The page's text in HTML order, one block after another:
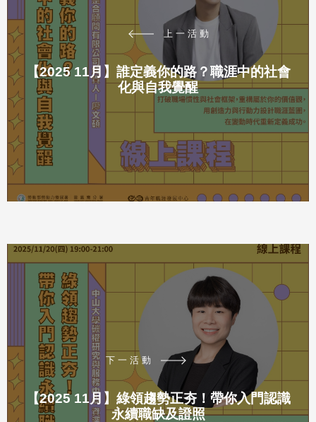
上一活動
【2025 11月】誰定義你的路？職涯中的社會
化與自我覺醒
下一活動
【2025 11月】綠領趨勢正夯！帶你入門認識
永續職缺及證照